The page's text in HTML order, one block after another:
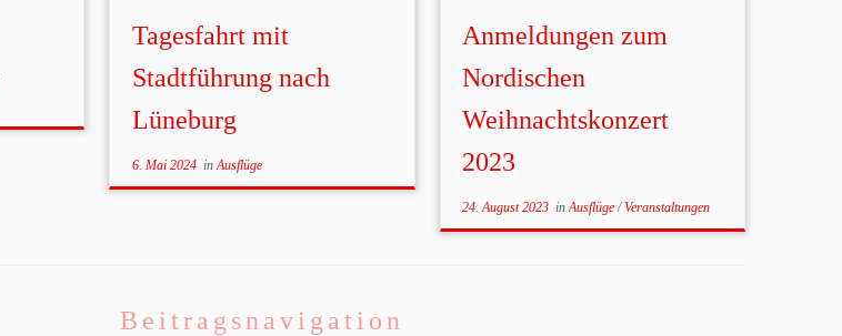
Tagesfahrt mit
Stadtführung nach
Lüneburg
6. Mai 2024inAusflüge
Anmeldungen zum
Nordischen
Weihnachtskonzert
2023
24. August 2023inAusflüge/Veranstaltungen
Beitragsnavigation